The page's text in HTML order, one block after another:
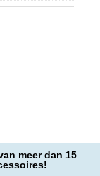
meer dan 15